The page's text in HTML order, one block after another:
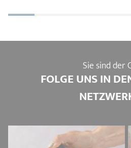
Sie sind der
FOLGE UNS IN